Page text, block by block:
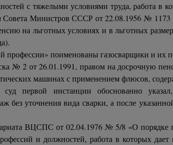
с тяжелыми условиями труда, работа в
Министров СССР от 22.08.1956 №
на льготных условиях и в льготных
поименованы газосварщики и их
№ 2 от 26.01.1991, правом на досрочную
машинах с применением флюсов,
первой инстанции обоснованно
без уточнения вида сварки, а после
ВЦСПС от 02.04.1976 № 5/8 «О
и должностей, работа в которых